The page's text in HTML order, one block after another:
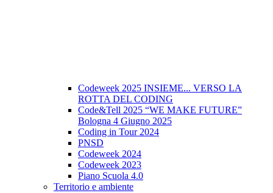
Codeweek 2025 INSIEME... VERSO LA
ROTTA DEL CODING
Code&Tell 2025 “WE MAKE FUTURE”
Bologna 4 Giugno 2025
Coding in Tour 2024
PNSD
Codeweek 2024
Codeweek 2023
Piano Scuola 4.0
Territorio e ambiente